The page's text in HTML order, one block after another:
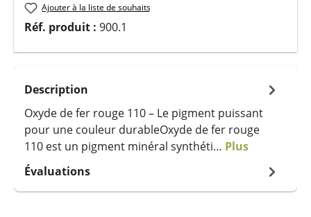
Ajouter à la liste de souhaits
Réf. produit : 900.1
Description
Oxyde de fer rouge 110 – Le pigment puissant
pour une couleur durableOxyde de fer rouge
110 est un pigment minéral synthéti… Plus
Évaluations